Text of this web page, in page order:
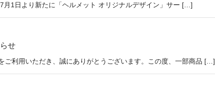
月1日より新たに「ヘルメット オリジナルデザイン」サー […]
せ
ご利用いただき、誠にありがとうございます。この度、一部商品 […]